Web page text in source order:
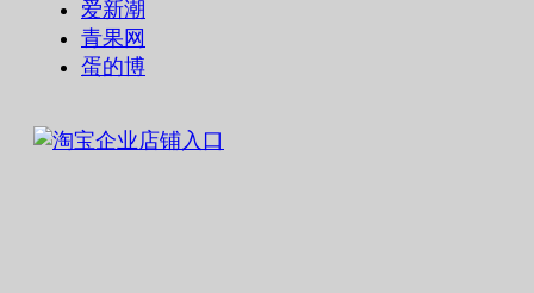
爱新潮
青果网
蛋的博